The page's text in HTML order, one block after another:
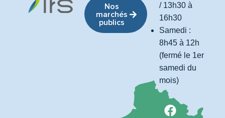
Nos
marchés
publics
/ 13h30 à
16h30
Samedi :
8h45 à 12h
(fermé le 1er
samedi du
mois)